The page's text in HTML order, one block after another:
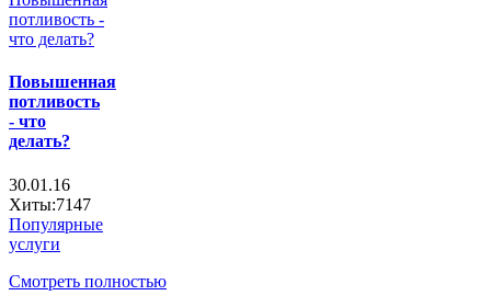
Повышенная
потливость
- что
делать?
30.01.16
Хиты:7147
Популярные
услуги
Смотреть полностью